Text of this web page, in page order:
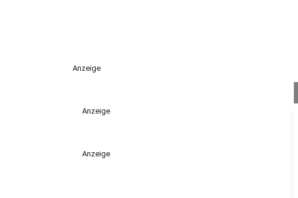
Anzeige
Anzeige
Anzeige